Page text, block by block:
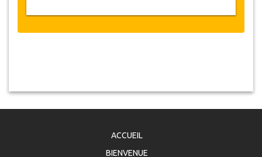
ACCUEIL
BIENVENUE